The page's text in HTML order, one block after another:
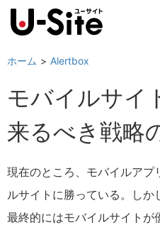
ホーム Alertbox
モバイルサイ
来るべき戦略
現在のところ、モバイルアプ
ルサイトに勝っている。しか
最終的にはモバイルサイトが